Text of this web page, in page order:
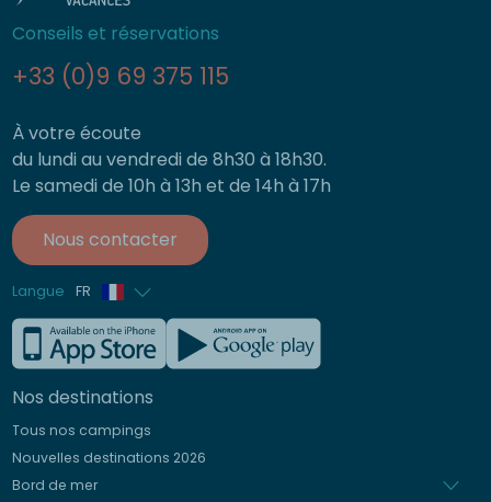
Conseils et réservations
+33 (0)9 69 375 115
À votre écoute
du lundi au vendredi de 8h30 à 18h30.
Le samedi de 10h à 13h et de 14h à 17h
Nous contacter
Langue FR
Anglais
Allemand
Italien
Espagnol
Néerlandais
Nos destinations
Tous nos campings
Nouvelles destinations 2026
Bord de mer